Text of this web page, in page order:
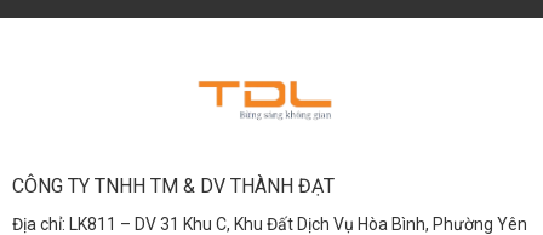
CÔNG TY TNHH TM & DV THÀNH ĐẠT
Địa chỉ: LK811 – DV 31 Khu C, Khu Đất Dịch Vụ Hòa Bình, Phường Yên